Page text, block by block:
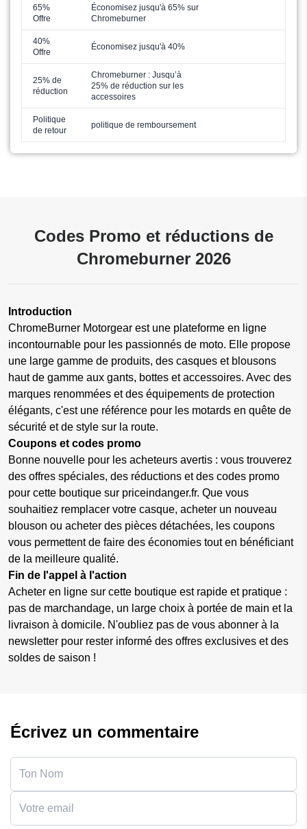
65%
Offre
Économisez jusqu'à 65% sur
Chromeburner
40%
Offre
Économisez jusqu'à 40%
25% de
réduction
Chromeburner : Jusqu’à
25% de réduction sur les
accessoires
Politique
de retour
politique de remboursement
Codes Promo et réductions de
Chromeburner 2026
Introduction
ChromeBurner Motorgear est une plateforme en ligne
incontournable pour les passionnés de moto. Elle propose
une large gamme de produits, des casques et blousons
haut de gamme aux gants, bottes et accessoires. Avec des
marques renommées et des équipements de protection
élégants, c'est une référence pour les motards en quête de
sécurité et de style sur la route.
Coupons et codes promo
Bonne nouvelle pour les acheteurs avertis : vous trouverez
des offres spéciales, des réductions et des codes promo
pour cette boutique sur priceindanger.fr. Que vous
souhaitiez remplacer votre casque, acheter un nouveau
blouson ou acheter des pièces détachées, les coupons
vous permettent de faire des économies tout en bénéficiant
de la meilleure qualité.
Fin de l'appel à l'action
Acheter en ligne sur cette boutique est rapide et pratique :
pas de marchandage, un large choix à portée de main et la
livraison à domicile. N'oubliez pas de vous abonner à la
newsletter pour rester informé des offres exclusives et des
soldes de saison !
Écrivez un commentaire